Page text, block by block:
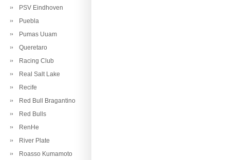
PSV Eindhoven
Puebla
Pumas Uuam
Queretaro
Racing Club
Real Salt Lake
Recife
Red Bull Bragantino
Red Bulls
RenHe
River Plate
Roasso Kumamoto